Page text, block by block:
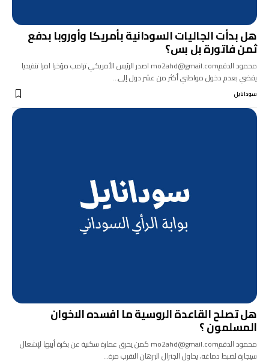
هل بدأت الجاليات السودانية بأمريكا وأوروبا بدفع
ثمن فاتورة بل بس؟
محمود الدقمmo2ahd@gmail.com اصدر الرئيس الأمريكي ترامب مؤخرا امرا تنفيديا
يقضي بعدم دخول مواطني أكثر من عشر دول إلى…
سودانايل
هل تصلح القاعدة الروسية ما افسده الاخوان
المسلمون ؟
محمود الدقمmo2ahd@gmail.com كمن يحرق عمارة سكنية عن بكرة أبيها لإشعال
سيجارة لضبط دماغه، يحاول الجنرال البرهان التقرب مرة…